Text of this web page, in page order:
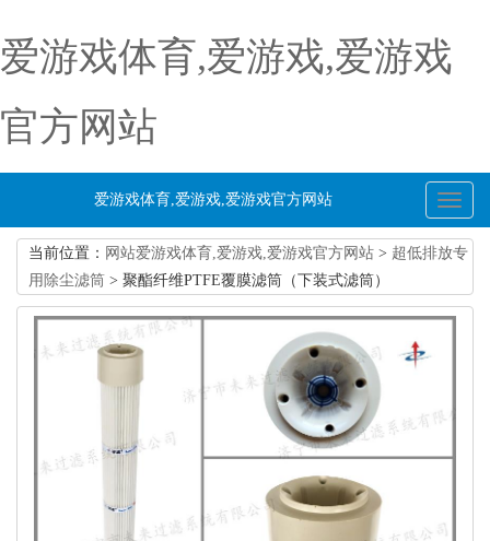
爱游戏体育,爱游戏,爱游戏
官方网站
Toggle
爱游戏体育,爱游戏,爱游戏官方网站
当前位置： 网站爱游戏体育,爱游戏,爱游戏官方网站 > 超低排放专
用除尘滤筒 > 聚酯纤维PTFE覆膜滤筒（下装式滤筒）